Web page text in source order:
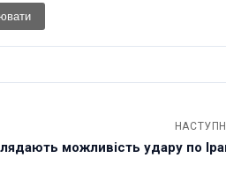
можливість удару по